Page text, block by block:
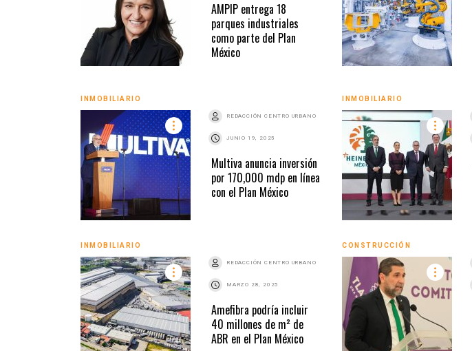
AMPIP entrega 18
parques industriales
como parte del Plan
México
INMOBILIARIO
REDACCIÓN CENTRO URBANO
JUNIO 19, 2025
Multiva anuncia inversión
por 170,000 mdp en línea
con el Plan México
INMOBILIARIO
INMOBILIARIO
REDACCIÓN CENTRO URBANO
MARZO 28, 2025
Amefibra podría incluir
40 millones de m² de
ABR en el Plan México
CONSTRUCCIÓN